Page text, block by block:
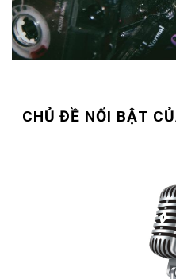
CHỦ ĐỀ NỔI BẬT